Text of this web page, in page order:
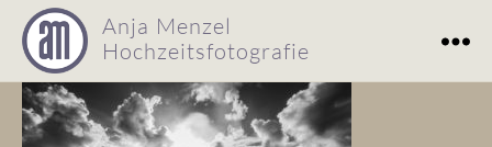
Hochzeitsfotografie
Anja
Menzel
Anja Menzel
Hochzeitsfotografie